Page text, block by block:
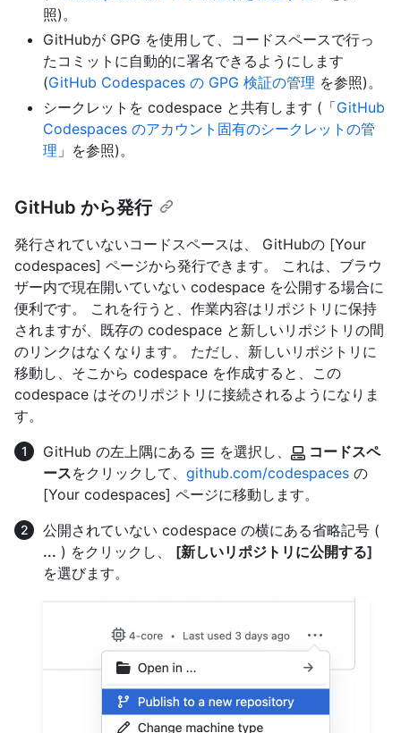
照)。
GitHubが GPG を使用して、コードスペースで行っ
たコミットに自動的に署名できるようにします
(GitHub Codespaces の GPG 検証の管理 を参照)。
シークレットを codespace と共有します (「GitHub
Codespaces のアカウント固有のシークレットの管
理 」を参照)。
GitHub から発行
発行されていないコードスペースは、 GitHubの [Your
codespaces] ページから発行できます。 これは、ブラウ
ザー内で現在開いていない codespace を公開する場合に
便利です。 これを行うと、作業内容はリポジトリに保持
されますが、既存の codespace と新しいリポジトリの間
のリンクはなくなります。 ただし、新しいリポジトリに
移動し、そこから codespace を作成すると、この
codespace はそのリポジトリに接続されるようになりま
す。
GitHub の左上隅にある
を選択し、
コードスペ
ースをクリックして、 github.com/codespaces の
[Your codespaces] ページに移動します。
公開されていない codespace の横にある省略記号 (
... ) をクリックし、 [新しいリポジトリに公開する]
を選びます。